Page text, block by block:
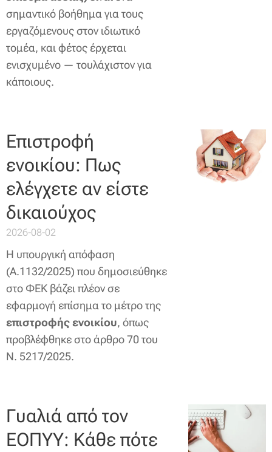
σημαντικό βοήθημα για τους
εργαζόμενους στον ιδιωτικό
τομέα, και φέτος έρχεται
ενισχυμένο — τουλάχιστον για
κάποιους.
Επιστροφή
ενοικίου: Πως
ελέγχετε αν είστε
δικαιούχος
2026-08-02
Η υπουργική απόφαση
(Α.1132/2025) που δημοσιεύθηκε
στο ΦΕΚ βάζει πλέον σε
εφαρμογή επίσημα το μέτρο της
επιστροφής ενοικίου, όπως
προβλέφθηκε στο άρθρο 70 του
Ν. 5217/2025.
Γυαλιά από τον
ΕΟΠΥΥ: Κάθε πότε